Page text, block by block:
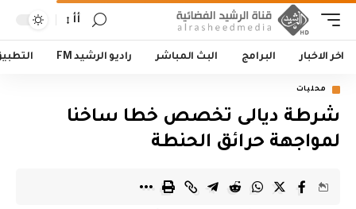
أأ
اخر الاخبار البرامج البث المباشر راديو الرشيد FM
محليات
شرطة ديالى تخصص خطا ساخنا
لمواجهة حرائق الحنطة